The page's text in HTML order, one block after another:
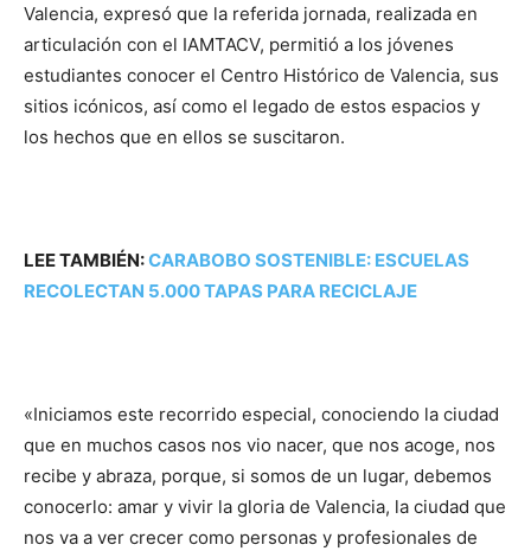
Valencia, expresó que la referida jornada, realizada en
articulación con el IAMTACV, permitió a los jóvenes
estudiantes conocer el Centro Histórico de Valencia, sus
sitios icónicos, así como el legado de estos espacios y
los hechos que en ellos se suscitaron.
LEE TAMBIÉN:CARABOBO SOSTENIBLE: ESCUELAS
RECOLECTAN 5.000 TAPAS PARA RECICLAJE
«Iniciamos este recorrido especial, conociendo la ciudad
que en muchos casos nos vio nacer, que nos acoge, nos
recibe y abraza, porque, si somos de un lugar, debemos
conocerlo: amar y vivir la gloria de Valencia, la ciudad que
nos va a ver crecer como personas y profesionales de